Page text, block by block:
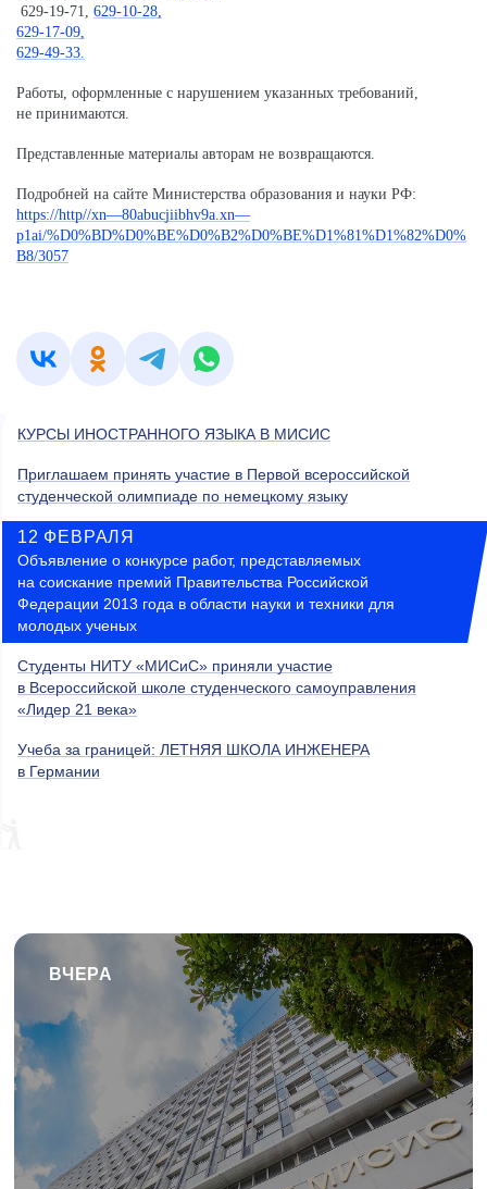
629-19-71, 629-10-28,
629-17-09,
629-49-33.
Работы, оформленные с нарушением указанных требований,
не принимаются.
Представленные материалы авторам не возвращаются.
Подробней на сайте Министерства образования и науки РФ:
https://http//xn—80abucjiibhv9a.xn—
p1ai/%D0%BD%D0%BE%D0%B2%D0%BE%D1%81%D1%82%D0%
B8/3057
КУРСЫ ИНОСТРАННОГО ЯЗЫКА В МИСИС
Приглашаем принять участие в Первой всероссийской
студенческой олимпиаде по немецкому языку
12 ФЕВРАЛЯ
Объявление о конкурсе работ, представляемых
на соискание премий Правительства Российской
Федерации 2013 года в области науки и техники для
молодых ученых
Студенты НИТУ «МИСиС» приняли участие
в Всероссийской школе студенческого самоуправления
«Лидер 21 века»
Учеба за границей: ЛЕТНЯЯ ШКОЛА ИНЖЕНЕРА
в Германии
ВЧЕРА